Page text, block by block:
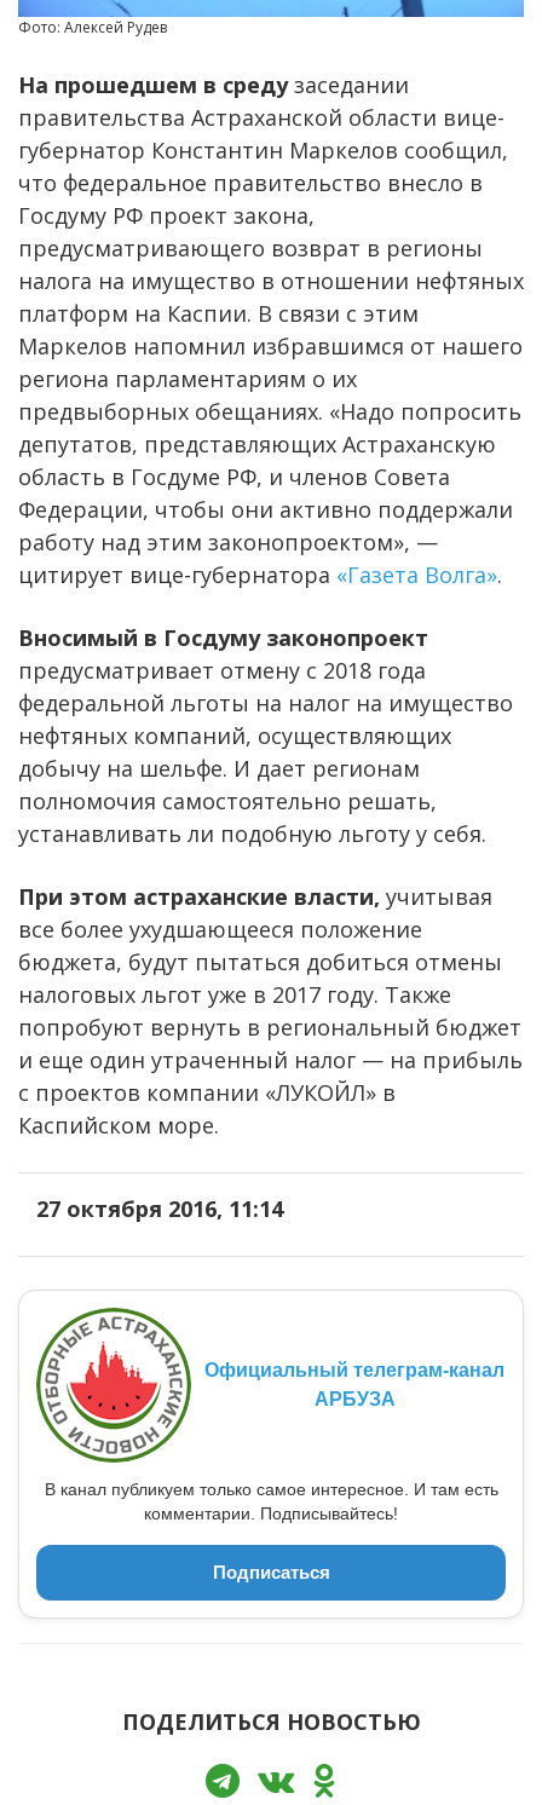
Фото: Алексей Рудев
На прошедшем в средузаседании
правительства Астраханской области вице-
губернатор Константин Маркелов сообщил,
что федеральное правительство внесло в
Госдуму РФ проект закона,
предусматривающего возврат в регионы
налога на имущество в отношении нефтяных
платформ на Каспии. В связи с этим
Маркелов напомнил избравшимся от нашего
региона парламентариям о их
предвыборных обещаниях. «Надо попросить
депутатов, представляющих Астраханскую
область в Госдуме РФ, и членов Совета
Федерации, чтобы они активно поддержали
работу над этим законопроектом», —
цитирует вице-губернатора «Газета Волга».
Вносимый в Госдуму законопроект
предусматривает отмену с 2018 года
федеральной льготы на налог на имущество
нефтяных компаний, осуществляющих
добычу на шельфе. И дает регионам
полномочия самостоятельно решать,
устанавливать ли подобную льготу у себя.
При этом астраханские власти, учитывая
все более ухудшающееся положение
бюджета, будут пытаться добиться отмены
налоговых льгот уже в 2017 году. Также
попробуют вернуть в региональный бюджет
и еще один утраченный налог — на прибыль
с проектов компании «ЛУКОЙЛ» в
Каспийском море.
27 октября 2016, 11:14
Официальный телеграм-канал
АРБУЗА
В канал публикуем только самое интересное. И там есть
комментарии. Подписывайтесь!
Подписаться
ПОДЕЛИТЬСЯ НОВОСТЬЮ